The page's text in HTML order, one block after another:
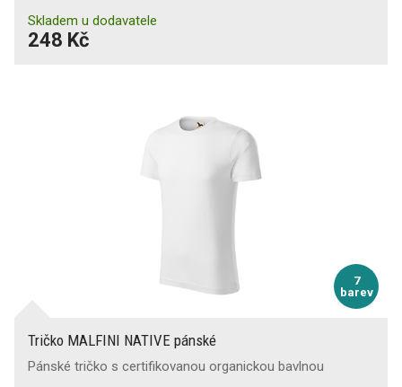
Skladem u dodavatele
248 Kč
7
barev
Tričko MALFINI NATIVE pánské
Pánské tričko s certifikovanou organickou bavlnou